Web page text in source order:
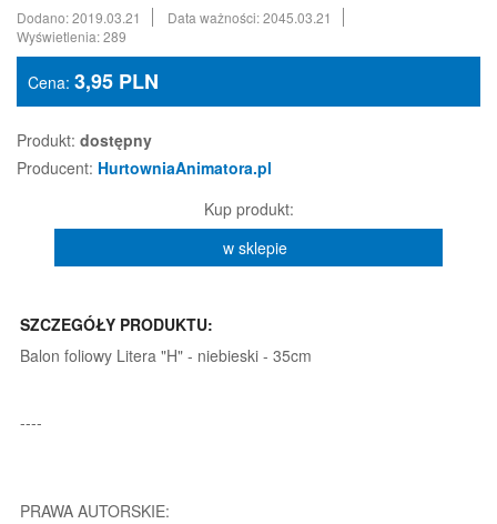
Dodano: 2019.03.21
Data ważności: 2045.03.21
Wyświetlenia: 289
Cena: 3,95 PLN
Produkt: dostępny
Producent: HurtowniaAnimatora.pl
Kup produkt:
w sklepie
SZCZEGÓŁY PRODUKTU:
Balon foliowy Litera "H" - niebieski - 35cm
----
PRAWA AUTORSKIE: